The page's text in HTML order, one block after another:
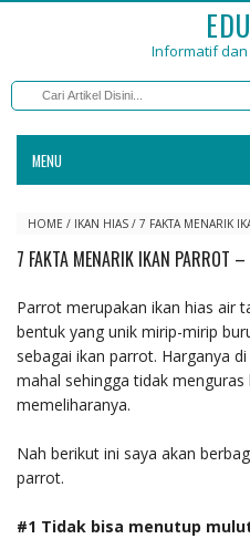
Informatif
MENU
HOME / IKAN HIAS / 7 FAKTA MENARIK
7 FAKTA MENARIK IKAN PARROT
Parrot merupakan ikan hias air
bentuk yang unik mirip-mirip
sebagai ikan parrot. Harganya
mahal sehingga tidak
memeliharanya.
Nah berikut ini saya akan
parrot.
#1 Tidak bisa menutup